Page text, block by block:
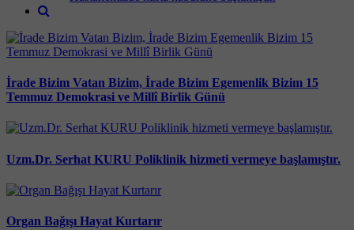
İrade Bizim Vatan Bizim, İrade Bizim Egemenlik Bizim 15
Temmuz Demokrasi ve Millî Birlik Günü
Uzm.Dr. Serhat KURU Poliklinik hizmeti vermeye başlamıştır.
Organ Bağışı Hayat Kurtarır